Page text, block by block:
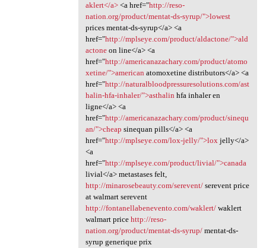
aklert</a><a href="http://reso-
nation.org/product/mentat-ds-syrup/">lowest
prices mentat-ds-syrup</a> <a
href="http://mplseye.com/product/aldactone/">ald
actoneon line</a> <a
href="http://americanazachary.com/product/atomo
xetine/">american atomoxetine distributors</a> <a
href="http://naturalbloodpressuresolutions.com/ast
halin-hfa-inhaler/">asthalin hfa inhaler en
ligne</a> <a
href="http://americanazachary.com/product/sinequ
an/">cheap sinequan pills</a> <a
href="http://mplseye.com/lox-jelly/">loxjelly</a>
<a
href="http://mplseye.com/product/livial/">canada
livial</a> metastases felt,
http://minarosebeauty.com/serevent/serevent price
at walmart serevent
http://fontanellabenevento.com/waklert/waklert
walmart price http://reso-
nation.org/product/mentat-ds-syrup/mentat-ds-
syrup generique prix